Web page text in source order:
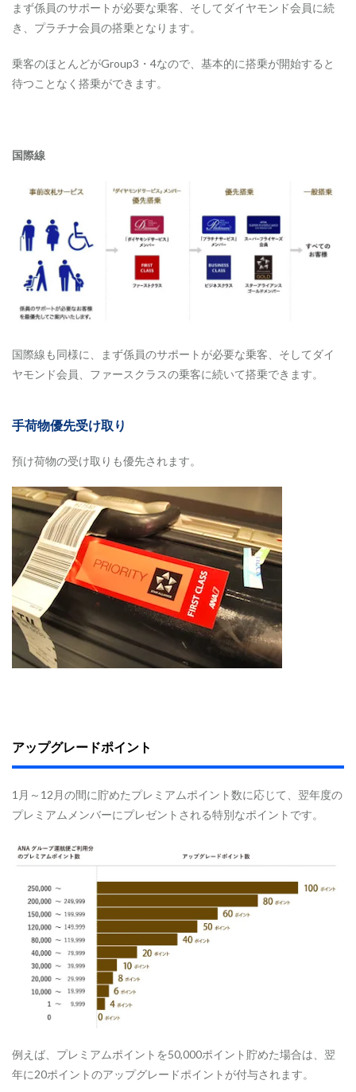
まず係員のサポートが必要な乗客、そしてダイヤモンド会員に続
き、プラチナ会員の搭乗となります。
乗客のほとんどがGroup3・4なので、基本的に搭乗が開始すると
待つことなく搭乗ができます。
国際線
国際線も同様に、まず係員のサポートが必要な乗客、そしてダイ
ヤモンド会員、ファースクラスの乗客に続いて搭乗できます。
手荷物優先受け取り
預け荷物の受け取りも優先されます。
アップグレードポイント
1月～12月の間に貯めたプレミアムポイント数に応じて、翌年度の
プレミアムメンバーにプレゼントされる特別なポイントです。
例えば、プレミアムポイントを50,000ポイント貯めた場合は、翌
年に20ポイントのアップグレードポイントが付与されます。